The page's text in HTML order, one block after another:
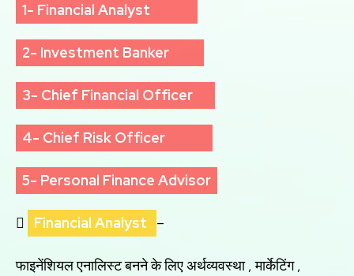
1- Financial Analyst
2- Investment Banker
3- Chief Financial Officer
4- Chief Risk Officer
5- Personal Finance Advisor
 Financial Analyst –
फाइनेंशियल एनालिस्ट बनने के लिए अर्थव्यवस्था , मार्केटिंग ,